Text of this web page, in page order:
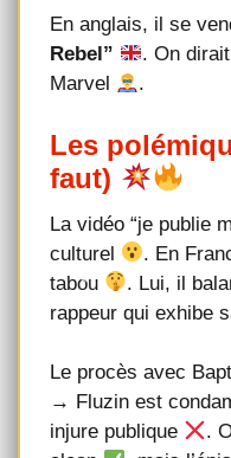
En anglais, il se
Rebel”
. On
Marvel
.
Les
faut)
La vidéo “je publie
culturel
. En
tabou
. Lui, il
rappeur qui exhibe
Le procès avec
→ Fluzin est
injure publique
.